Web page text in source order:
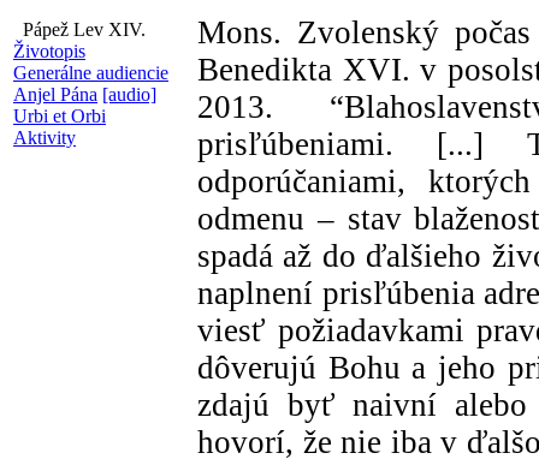
Pápež Lev XIV.
Životopis
Generálne audiencie
Anjel Pána [audio]
Urbi et Orbi
Aktivity
Mons. Zvolenský
Benedikta XVI. v
2013.
prisľúbeniami. [...]
odporúčaniami,
odmenu – stav
spadá až do ďalšieho
naplnení prisľúbenia
viesť požiadavkami
dôverujú Bohu a jeho
zdajú byť naivní
hovorí, že nie iba v